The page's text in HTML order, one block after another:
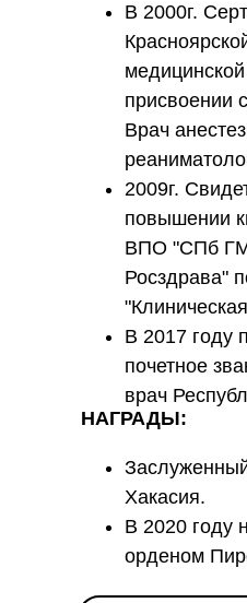
В 2000г.
присвоении
Врач
2009г.
повышении
ВПО "СПб
Росздрава"
В 2017 году
почетное
врач
НАГРАДЫ:
Хакасия.
В 2020 году
орденом